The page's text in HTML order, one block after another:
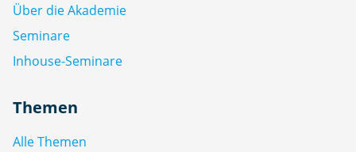
Über die Akademie
Seminare
Inhouse-Seminare
Themen
Alle Themen